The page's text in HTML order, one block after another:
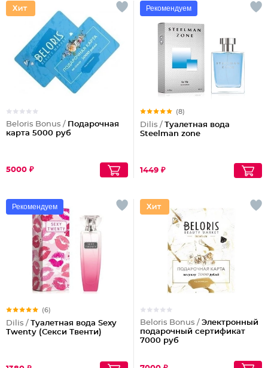
Beloris Bonus / Подарочная
карта 5000 руб
5000 ₽
Рекомендуем
(8)
Dilis / Туалетная вода
Steelman zone
1449 ₽
Рекомендуем
(6)
Dilis / Туалетная вода Sexy
Twenty (Секси Твенти)
Beloris Bonus / Электронный
подарочный сертификат
7000 руб